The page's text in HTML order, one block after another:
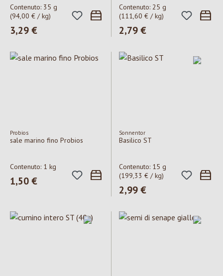
Contenuto: 35 g
(94,00 € / kg)
Prezzo normale:
3,29 €
Contenuto: 25 g
(111,60 € / kg)
Prezzo normale:
2,79 €
Probios
sale marino fino Probios
Contenuto: 1 kg
Prezzo normale:
1,50 €
Sonnentor
Basilico ST
Contenuto: 15 g
(199,33 € / kg)
Prezzo normale:
2,99 €